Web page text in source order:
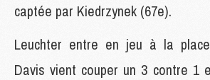
captée par Kiedrzynek (67e).
Leuchter entre en jeu à la
Davis vient couper un 3 contre 1